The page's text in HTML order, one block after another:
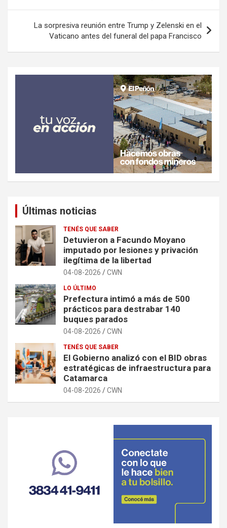
entradas
La sorpresiva reunión entre Trump y Zelenski en el
Vaticano antes del funeral del papa Francisco
Últimas noticias
TENÉS QUE SABER
Detuvieron a Facundo Moyano
imputado por lesiones y privación
ilegítima de la libertad
04-08-2026 CWN
LO ÚLTIMO
Prefectura intimó a más de 500
prácticos para destrabar 140
buques parados
04-08-2026 CWN
TENÉS QUE SABER
El Gobierno analizó con el BID obras
estratégicas de infraestructura para
Catamarca
04-08-2026 CWN